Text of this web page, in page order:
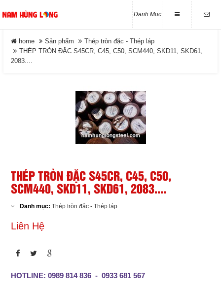
Danh Mục
Thép tròn đặc - Thép láp
Close
home Sản phẩm
Thép tròn đặc - Thép láp
THÉP TRÒN ĐẶC S45CR, C45, C50, SCM440, SKD11, SKD61,
2083....
THÉP TRÒN ĐẶC S45CR, C45, C50,
SCM440, SKD11, SKD61, 2083....
Danh mục: Thép tròn đặc - Thép láp
Liên Hệ
HOTLINE: 0989 814 836 - 0933 681 567
Giới Thiệu
Tuyển Dụng
Liên Hệ
Đóng
LIÊN HỆ
Điện thoại
0989 814 836 - 0933 681 567
ĐĂNG KÝ NHẬN MAIL